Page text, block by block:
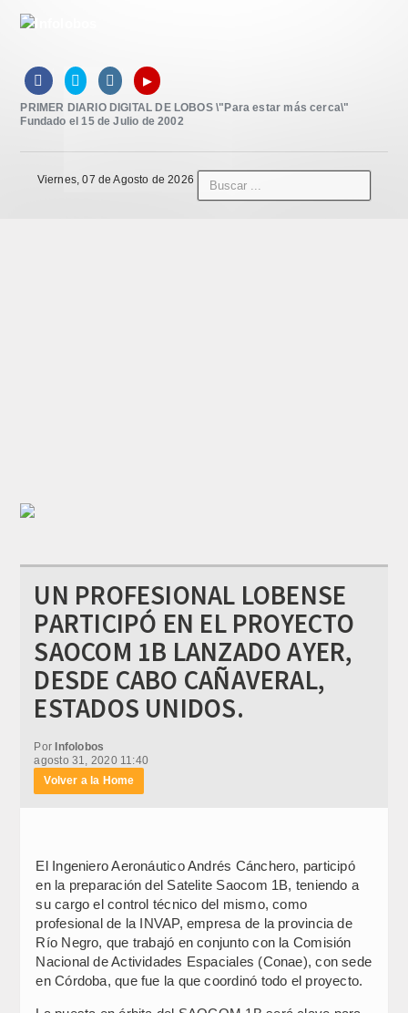
   ▸
PRIMER DIARIO DIGITAL DE LOBOS \"Para estar más cerca\"
Fundado el 15 de Julio de 2002
Viernes, 07 de Agosto de 2026
UN PROFESIONAL LOBENSE
PARTICIPÓ EN EL PROYECTO
SAOCOM 1B LANZADO AYER,
DESDE CABO CAÑAVERAL,
ESTADOS UNIDOS.
Por Infolobos
agosto 31, 2020 11:40
Volver a la Home
El Ingeniero Aeronáutico Andrés Cánchero, participó
en la preparación del Satelite Saocom 1B, teniendo a
su cargo el control técnico del mismo, como
profesional de la INVAP, empresa de la provincia de
Río Negro, que trabajó en conjunto con la Comisión
Nacional de Actividades Espaciales (Conae), con sede
en Córdoba, que fue la que coordinó todo el proyecto.